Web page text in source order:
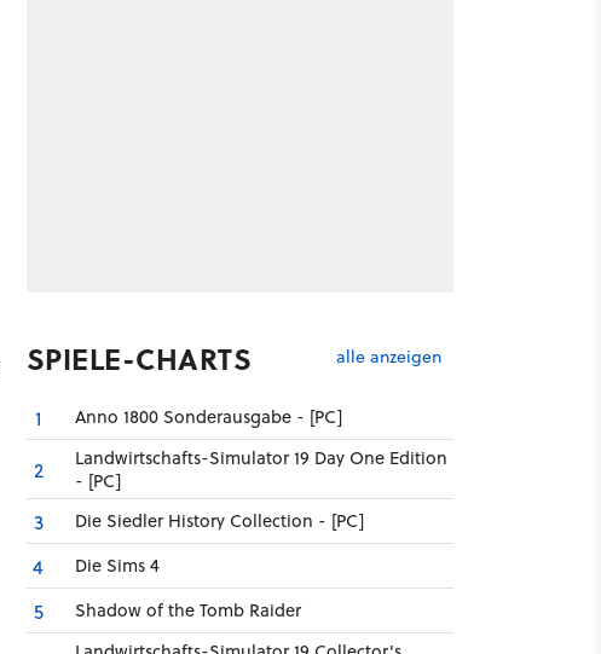
SPIELE-CHARTS alle anzeigen
1 Anno 1800 Sonderausgabe - [PC]
2
Landwirtschafts-Simulator 19 Day One Edition
- [PC]
3 Die Siedler History Collection - [PC]
4 Die Sims 4
5 Shadow of the Tomb Raider